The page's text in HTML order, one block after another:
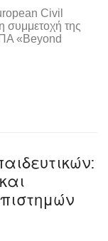
Civil
συμμετοχή της
«Beyond